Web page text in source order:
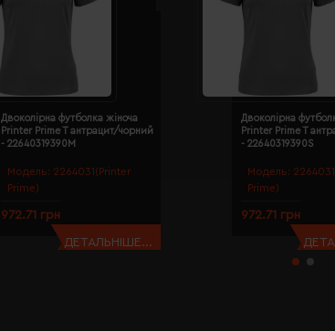
Модель: 2264031(Printer
Prime)
Двоколірна футболка жіноча
Printer Prime T антрацит/чорний
- 22640319390M
972.71 грн
ДЕТАЛЬНІШЕ...
Модель:
Prime)
Двоколірна
Printer Prime T
- 22640319390S
972.71 грн